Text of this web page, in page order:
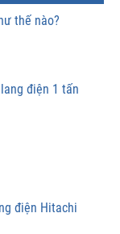
thế nào?
điện 1 tấn
điện Hitachi